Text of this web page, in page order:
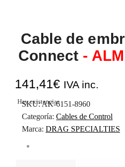
Cable de
Connect -
141,41€ IVA inc.
Hay existencias
SKU:AK-6151-8960
Categoría: Cables de Control
Marca: DRAG SPECIALTIES